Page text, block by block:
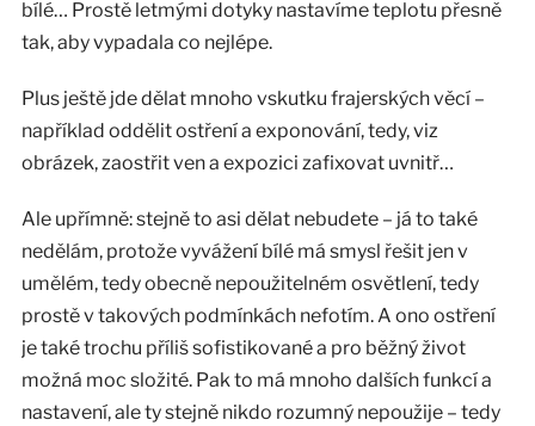
bílé… Prostě letmými dotyky nastavíme teplotu přesně
tak, aby vypadala co nejlépe.
Plus ještě jde dělat mnoho vskutku frajerských věcí –
například oddělit ostření a exponování, tedy, viz
obrázek, zaostřit ven a expozici zafixovat uvnitř…
Ale upřímně: stejně to asi dělat nebudete – já to také
nedělám, protože vyvážení bílé má smysl řešit jen v
umělém, tedy obecně nepoužitelném osvětlení, tedy
prostě v takových podmínkách nefotím. A ono ostření
je také trochu příliš sofistikované a pro běžný život
možná moc složité. Pak to má mnoho dalších funkcí a
nastavení, ale ty stejně nikdo rozumný nepoužije – tedy